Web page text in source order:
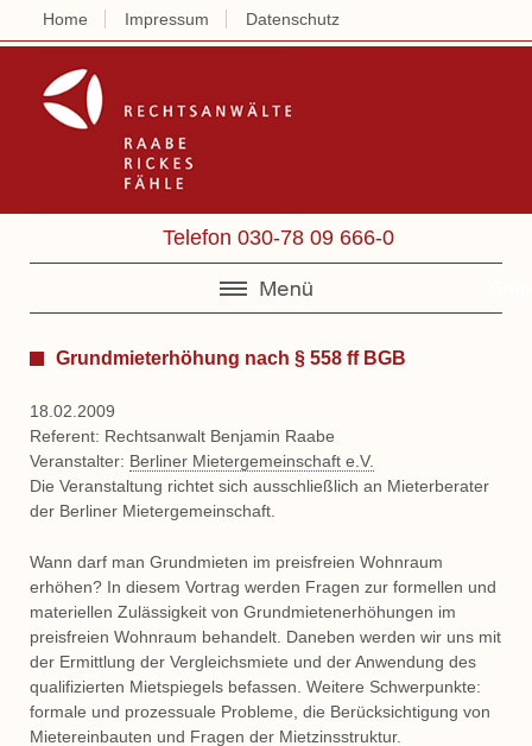
Home Impressum Datenschutz
Telefon 030-78 09 666-0
Grundmieterhöhung nach § 558 ff BGB
18.02.2009
Referent: Rechtsanwalt Benjamin Raabe
Veranstalter: Berliner Mietergemeinschaft e.V.
Die Veranstaltung richtet sich ausschließlich an Mieterberater
der Berliner Mietergemeinschaft.
Wann darf man Grundmieten im preisfreien Wohnraum
erhöhen? In diesem Vortrag werden Fragen zur formellen und
materiellen Zulässigkeit von Grundmietenerhöhungen im
preisfreien Wohnraum behandelt. Daneben werden wir uns mit
der Ermittlung der Vergleichsmiete und der Anwendung des
qualifizierten Mietspiegels befassen. Weitere Schwerpunkte:
formale und prozessuale Probleme, die Berücksichtigung von
Mietereinbauten und Fragen der Mietzinsstruktur.